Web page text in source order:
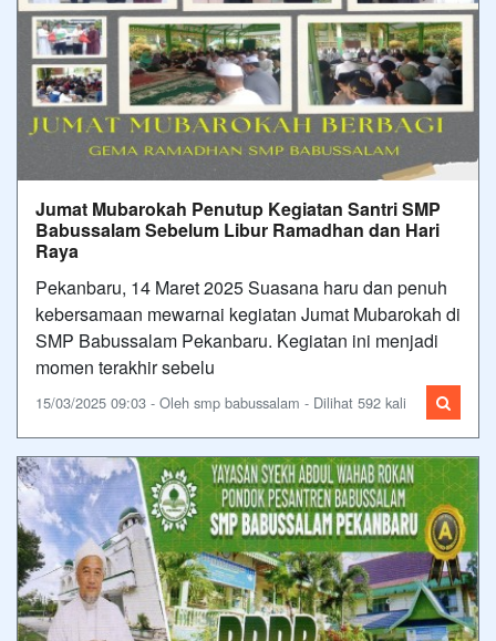
Jumat Mubarokah Penutup Kegiatan Santri SMP
Babussalam Sebelum Libur Ramadhan dan Hari
Raya
Pekanbaru, 14 Maret 2025 Suasana haru dan penuh
kebersamaan mewarnai kegiatan Jumat Mubarokah di
SMP Babussalam Pekanbaru. Kegiatan ini menjadi
momen terakhir sebelu
15/03/2025 09:03 - Oleh smp babussalam - Dilihat 592 kali